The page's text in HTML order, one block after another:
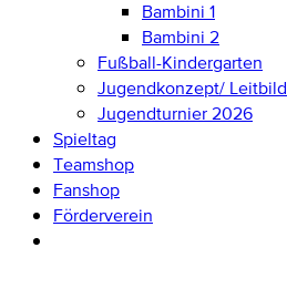
Bambini 1
Bambini 2
Fußball-Kindergarten
Jugendkonzept/ Leitbild
Jugendturnier 2026
Spieltag
Teamshop
Fanshop
Förderverein